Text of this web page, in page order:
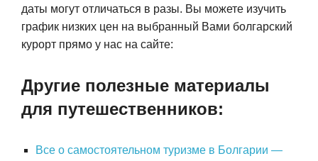
даты могут отличаться в разы. Вы можете изучить
график низких цен на выбранный Вами болгарский
курорт прямо у нас на сайте:
Другие полезные материалы
для путешественников:
Все о самостоятельном туризме в Болгарии —